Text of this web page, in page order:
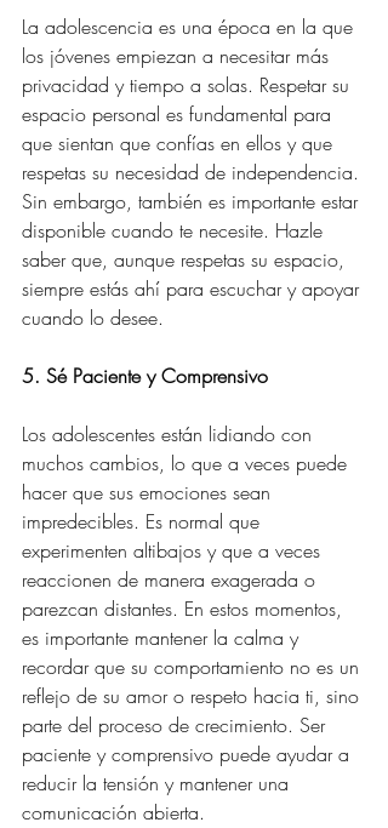
La adolescencia es una época en la que
los jóvenes empiezan a necesitar más
privacidad y tiempo a solas. Respetar su
espacio personal es fundamental para
que sientan que confías en ellos y que
respetas su necesidad de independencia.
Sin embargo, también es importante estar
disponible cuando te necesite. Hazle
saber que, aunque respetas su espacio,
siempre estás ahí para escuchar y apoyar
cuando lo desee.
5. Sé Paciente y Comprensivo
Los adolescentes están lidiando con
muchos cambios, lo que a veces puede
hacer que sus emociones sean
impredecibles. Es normal que
experimenten altibajos y que a veces
reaccionen de manera exagerada o
parezcan distantes. En estos momentos,
es importante mantener la calma y
recordar que su comportamiento no es un
reflejo de su amor o respeto hacia ti, sino
parte del proceso de crecimiento. Ser
paciente y comprensivo puede ayudar a
reducir la tensión y mantener una
comunicación abierta.